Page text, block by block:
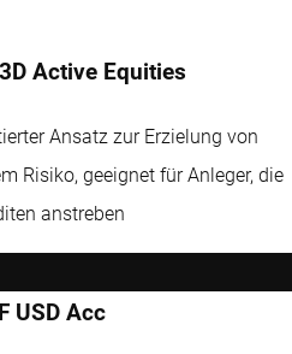
Active Equities
Ansatz zur Erzielung von
Risiko, geeignet für Anleger, die
anstreben
USD Acc